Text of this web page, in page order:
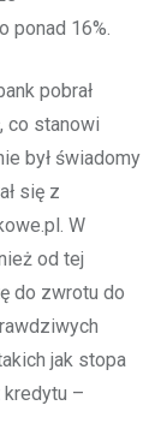
ponad 16%.
pobrał
co stanowi
był świadomy
się z
W
od tej
do zwrotu do
jak stopa
kredytu –